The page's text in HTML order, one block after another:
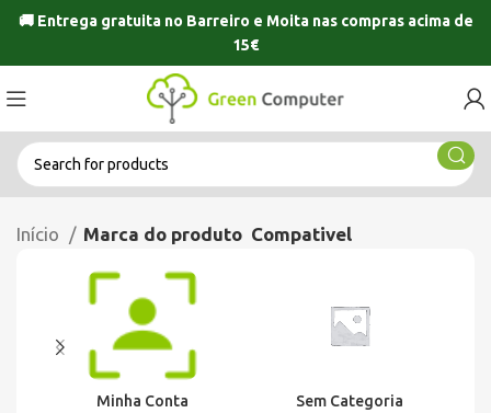
🚚 Entrega gratuita no Barreiro e Moitanas compras acima de
15€
Início Marca do produto Compativel
Minha Conta Sem Categoria